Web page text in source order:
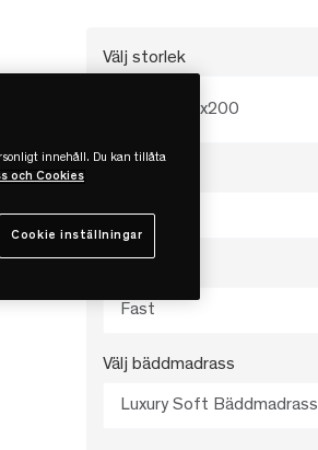
Välj storlek
120x200
Antracit
Fast
Välj bäddmadrass
Luxury Soft Bäddmadrass
innehåll. Du kan tillåta
och Cookies
Cookie inställningar